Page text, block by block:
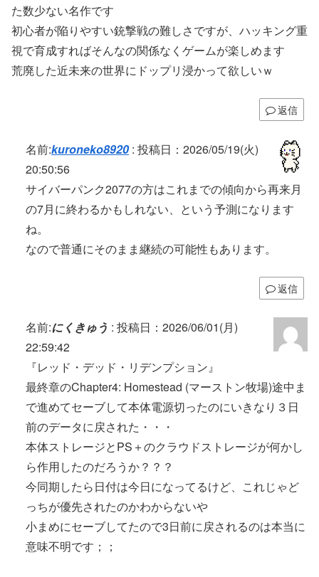
た数少ない名作です
初心者が陥りやすい銃撃戦の難しさですが、ハッキング重
視で育成すればそんなの関係なくゲームが楽しめます
荒廃した近未来の世界にドップリ浸かって欲しいｗ
返信
名前:kuroneko8920: 投稿日：2026/05/19(火)
20:50:56
サイバーパンク2077の方はこれまでの傾向から再来月
の7月に終わるかもしれない、という予測になります
ね。
なので普通にそのまま継続の可能性もあります。
返信
名前:にくきゅう : 投稿日：2026/06/01(月)
22:59:42
『レッド・デッド・リデンプション』
最終章のChapter4: Homestead (マーストン牧場)途中ま
で進めてセーブして本体電源切ったのにいきなり３日
前のデータに戻された・・・
本体ストレージとPS＋のクラウドストレージが何かし
ら作用したのだろうか？？？
今同期したら日付は今日になってるけど、これじゃど
っちが優先されたのかわからないや
小まめにセーブしてたので3日前に戻されるのは本当に
意味不明です；；